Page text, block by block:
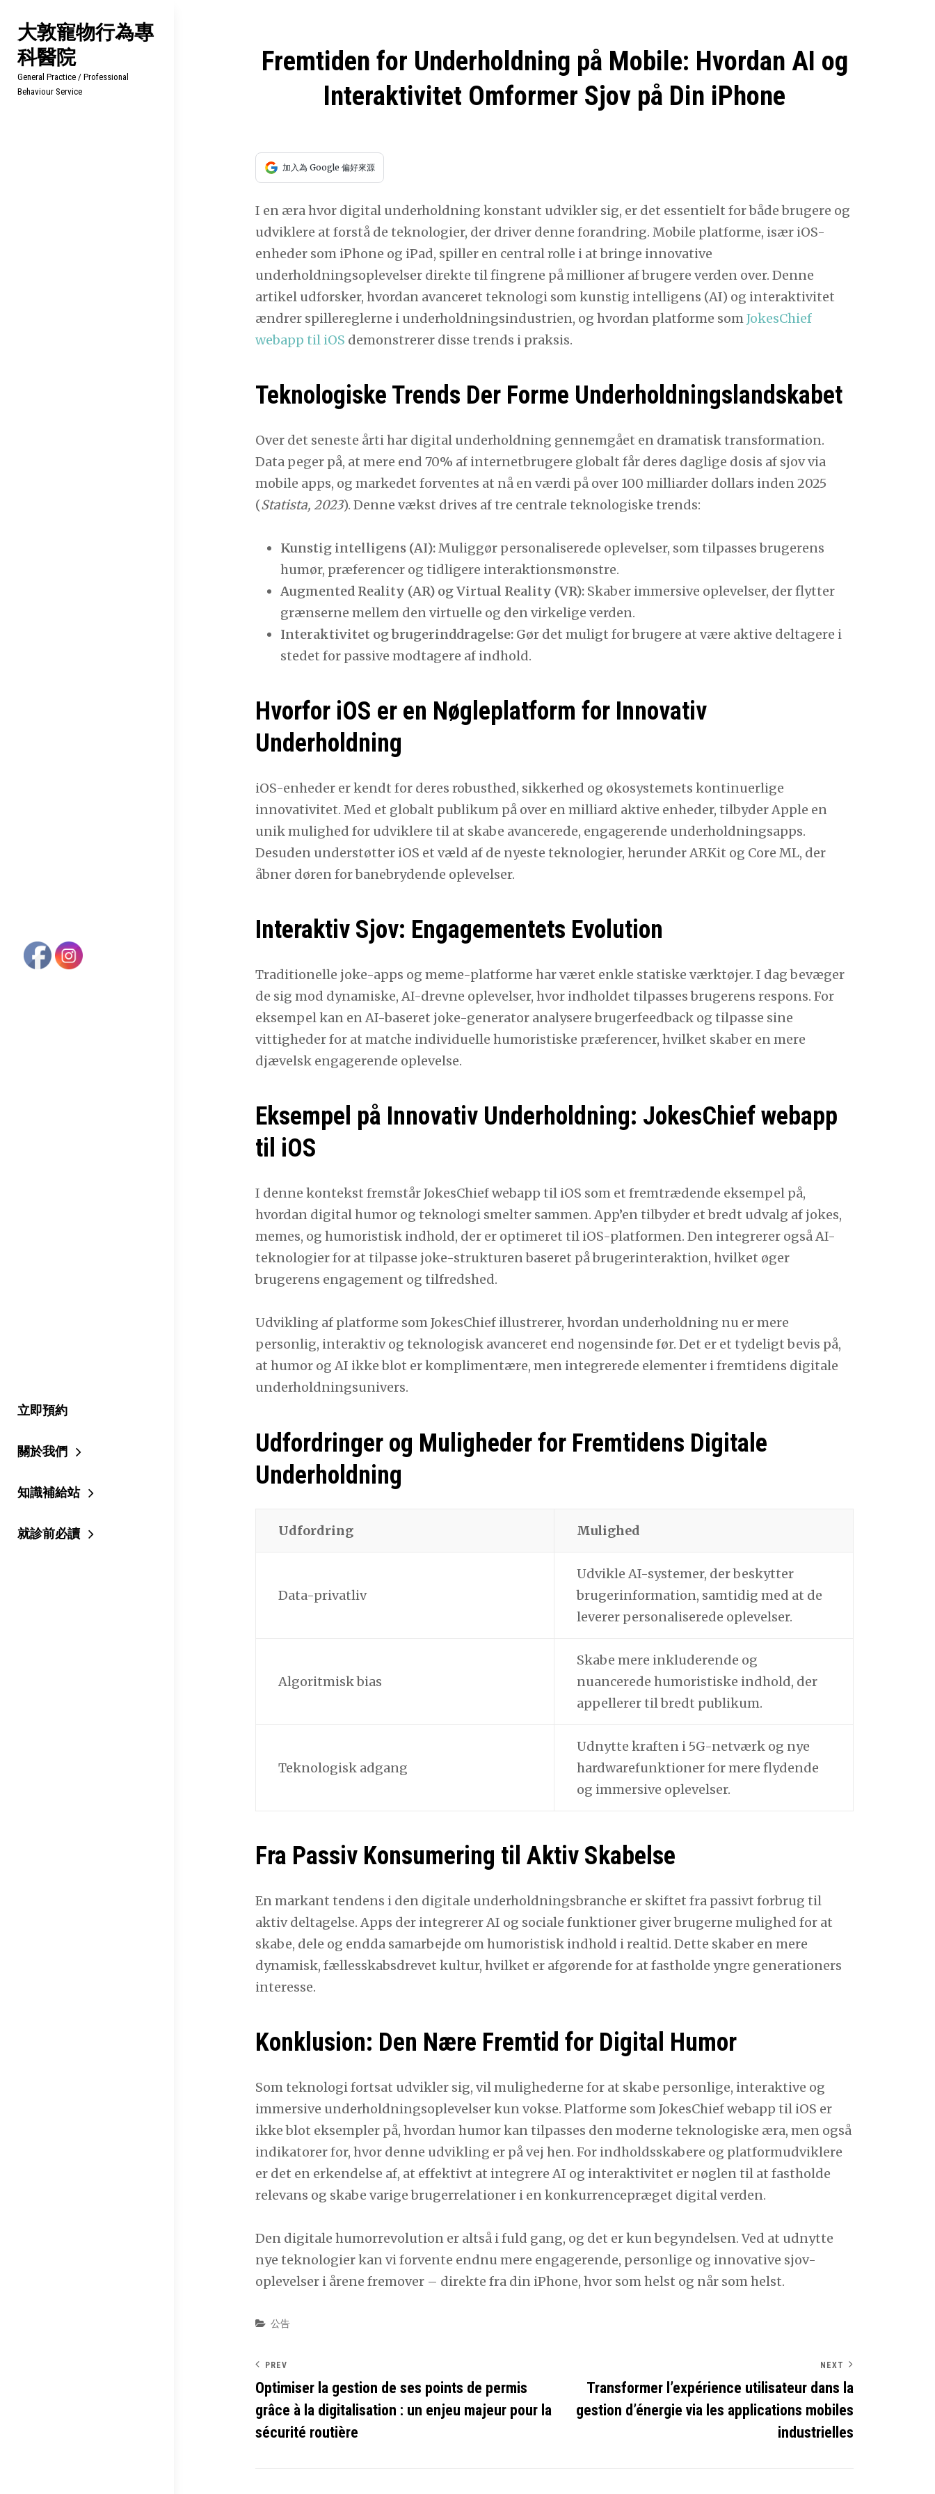
content
大敦寵物行為專
科醫院
General Practice / Professional
Behaviour Service
立即預約
關於我們
知識補給站
就診前必讀
Fremtiden for Underholdning på Mobile: Hvordan AI og
Interaktivitet Omformer Sjov på Din iPhone
加入為 Google 偏好來源
I en æra hvor digital underholdning konstant udvikler sig, er det essentielt for både brugere og
udviklere at forstå de teknologier, der driver denne forandring. Mobile platforme, især iOS-
enheder som iPhone og iPad, spiller en central rolle i at bringe innovative
underholdningsoplevelser direkte til fingrene på millioner af brugere verden over. Denne
artikel udforsker, hvordan avanceret teknologi som kunstig intelligens (AI) og interaktivitet
ændrer spillereglerne i underholdningsindustrien, og hvordan platforme somJokesChief
webapp til iOS demonstrerer disse trends i praksis.
Teknologiske Trends Der Forme Underholdningslandskabet
Over det seneste årti har digital underholdning gennemgået en dramatisk transformation.
Data peger på, at mere end 70% af internetbrugere globalt får deres daglige dosis af sjov via
mobile apps, og markedet forventes at nå en værdi på over 100 milliarder dollars inden 2025
(Statista, 2023). Denne vækst drives af tre centrale teknologiske trends:
Kunstig intelligens (AI):Muliggør personaliserede oplevelser, som tilpasses brugerens
humør, præferencer og tidligere interaktionsmønstre.
Augmented Reality (AR) og Virtual Reality (VR): Skaber immersive oplevelser, der flytter
grænserne mellem den virtuelle og den virkelige verden.
Interaktivitet og brugerinddragelse: Gør det muligt for brugere at være aktive deltagere i
stedet for passive modtagere af indhold.
Hvorfor iOS er en Nøgleplatform for Innovativ
Underholdning
iOS-enheder er kendt for deres robusthed, sikkerhed og økosystemets kontinuerlige
innovativitet. Med et globalt publikum på over en milliard aktive enheder, tilbyder Apple en
unik mulighed for udviklere til at skabe avancerede, engagerende underholdningsapps.
Desuden understøtter iOS et væld af de nyeste teknologier, herunder ARKit og Core ML, der
åbner døren for banebrydende oplevelser.
Interaktiv Sjov: Engagementets Evolution
Traditionelle joke-apps og meme-platforme har været enkle statiske værktøjer. I dag bevæger
de sig mod dynamiske, AI-drevne oplevelser, hvor indholdet tilpasses brugerens respons. For
eksempel kan en AI-baseret joke-generator analysere brugerfeedback og tilpasse sine
vittigheder for at matche individuelle humoristiske præferencer, hvilket skaber en mere
djævelsk engagerende oplevelse.
Eksempel på Innovativ Underholdning: JokesChief webapp
til iOS
I denne kontekst fremstår JokesChief webapp til iOS som et fremtrædende eksempel på,
hvordan digital humor og teknologi smelter sammen. App’en tilbyder et bredt udvalg af jokes,
memes, og humoristisk indhold, der er optimeret til iOS-platformen. Den integrerer også AI-
teknologier for at tilpasse joke-strukturen baseret på brugerinteraktion, hvilket øger
brugerens engagement og tilfredshed.
Udvikling af platforme som JokesChief illustrerer, hvordan underholdning nu er mere
personlig, interaktiv og teknologisk avanceret end nogensinde før. Det er et tydeligt bevis på,
at humor og AI ikke blot er komplimentære, men integrerede elementer i fremtidens digitale
underholdningsunivers.
Udfordringer og Muligheder for Fremtidens Digitale
Underholdning
Udfordring Mulighed
Data-privatliv
Udvikle AI-systemer, der beskytter
brugerinformation, samtidig med at de
leverer personaliserede oplevelser.
Algoritmisk bias
Skabe mere inkluderende og
nuancerede humoristiske indhold, der
appellerer til bredt publikum.
Teknologisk adgang
Udnytte kraften i 5G-netværk og nye
hardwarefunktioner for mere flydende
og immersive oplevelser.
Fra Passiv Konsumering til Aktiv Skabelse
En markant tendens i den digitale underholdningsbranche er skiftet fra passivt forbrug til
aktiv deltagelse. Apps der integrerer AI og sociale funktioner giver brugerne mulighed for at
skabe, dele og endda samarbejde om humoristisk indhold i realtid. Dette skaber en mere
dynamisk, fællesskabsdrevet kultur, hvilket er afgørende for at fastholde yngre generationers
interesse.
Konklusion: Den Nære Fremtid for Digital Humor
Som teknologi fortsat udvikler sig, vil mulighederne for at skabe personlige, interaktive og
immersive underholdningsoplevelser kun vokse. Platforme som JokesChief webapp til iOS er
ikke blot eksempler på, hvordan humor kan tilpasses den moderne teknologiske æra, men også
indikatorer for, hvor denne udvikling er på vej hen. For indholdsskabere og platformudviklere
er det en erkendelse af, at effektivt at integrere AI og interaktivitet er nøglen til at fastholde
relevans og skabe varige brugerrelationer i en konkurrencepræget digital verden.
Den digitale humorrevolution er altså i fuld gang, og det er kun begyndelsen. Ved at udnytte
nye teknologier kan vi forvente endnu mere engagerende, personlige og innovative sjov-
oplevelser i årene fremover – direkte fra din iPhone, hvor som helst og når som helst.
Categories
公告
文
覽
PREV
Optimiser la gestion de ses points de permis
grâce à la digitalisation : un enjeu majeur pour la
sécurité routière
NEXT
Transformer l’expérience utilisateur dans la
gestion d’énergie via les applications mobiles
industrielles